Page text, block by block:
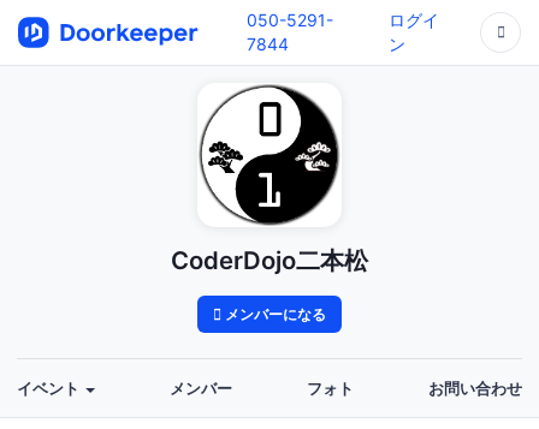
050-5291-
7844
ログイ
ン
CoderDojo二本松
メンバーになる
イベント メンバー フォト お問い合わせ